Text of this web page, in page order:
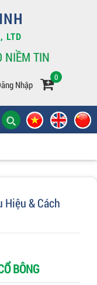
LTD
NIỀM TIN
Nhập
0
Hiệu & Cách
BÔNG